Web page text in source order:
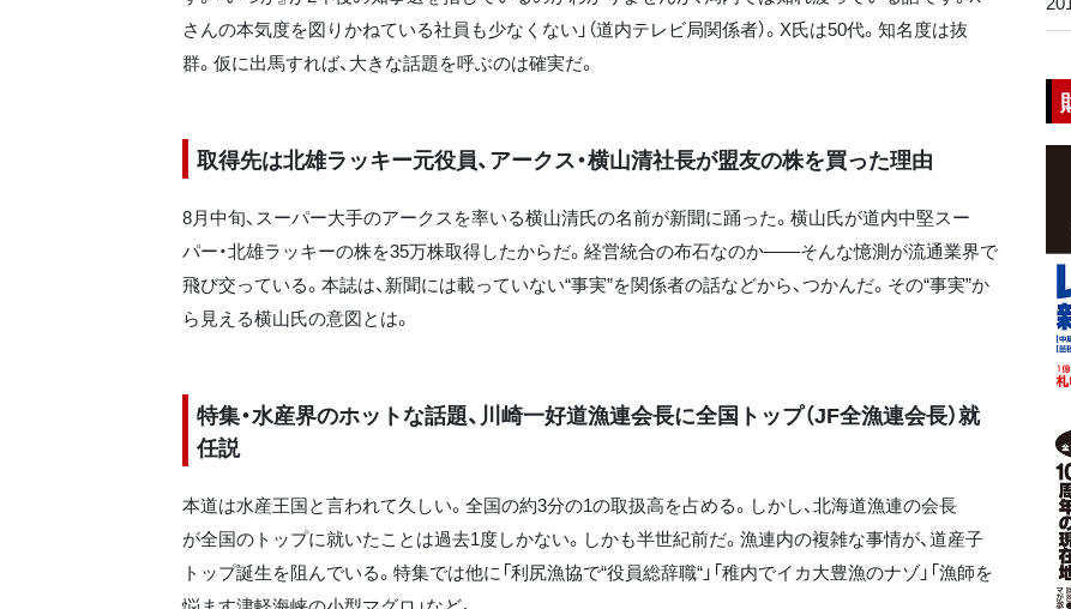
さんの本気度を図りかねている社員も少なくない」（道内テレビ局関係者）。X氏は50代。知名度は抜
群。仮に出馬すれば、大きな話題を呼ぶのは確実だ。
取得先は北雄ラッキー元役員、アークス・横山清社長が盟友の株を買った理由
8月中旬、スーパー大手のアークスを率いる横山清氏の名前が新聞に踊った。横山氏が道内中堅スー
パー・北雄ラッキーの株を35万株取得したからだ。経営統合の布石なのか――そんな憶測が流通業界で
飛び交っている。本誌は、新聞には載っていない“事実”を関係者の話などから、つかんだ。その“事実”か
ら見える横山氏の意図とは。
特集・水産界のホットな話題、川崎一好道漁連会長に全国トップ（JF全漁連会長）就
任説
本道は水産王国と言われて久しい。全国の約3分の1の取扱高を占める。しかし、北海道漁連の会長
が全国のトップに就いたことは過去1度しかない。しかも半世紀前だ。漁連内の複雑な事情が、道産子
トップ誕生を阻んでいる。特集では他に「利尻漁協で“役員総辞職“」「稚内でイカ大豊漁のナゾ」「漁師を